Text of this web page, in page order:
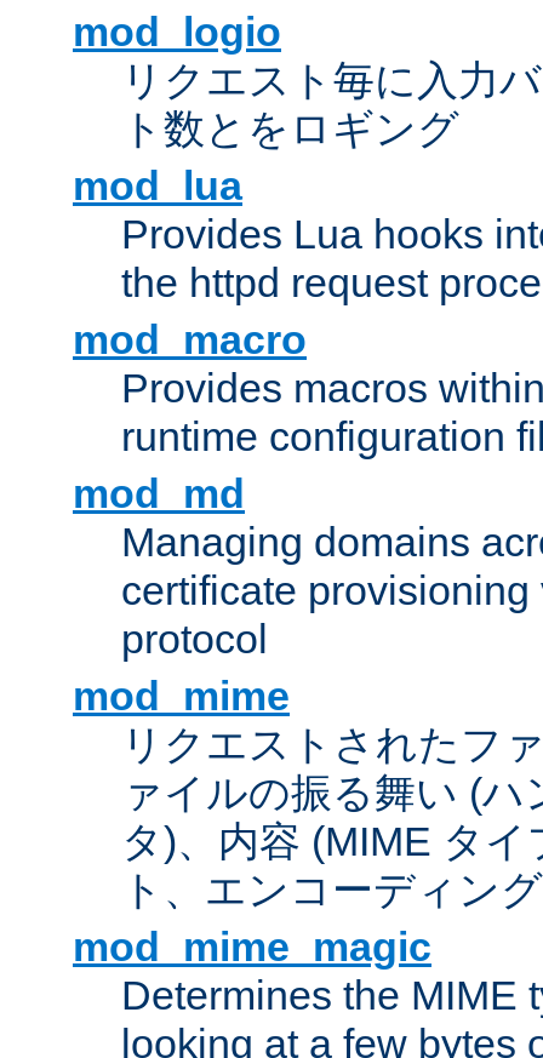
mod_logio
リクエスト毎に入力
ト数とをロギング
mod_lua
Provides Lua hooks
the httpd request
mod_macro
Provides macros
runtime configuration
mod_md
Managing domains
certificate provisioning
protocol
mod_mime
リクエストされたフ
ァイルの振る舞い (
タ)、内容 (MIME タ
ト、エンコーディン
mod_mime_magic
Determines the MIME
looking at a few bytes